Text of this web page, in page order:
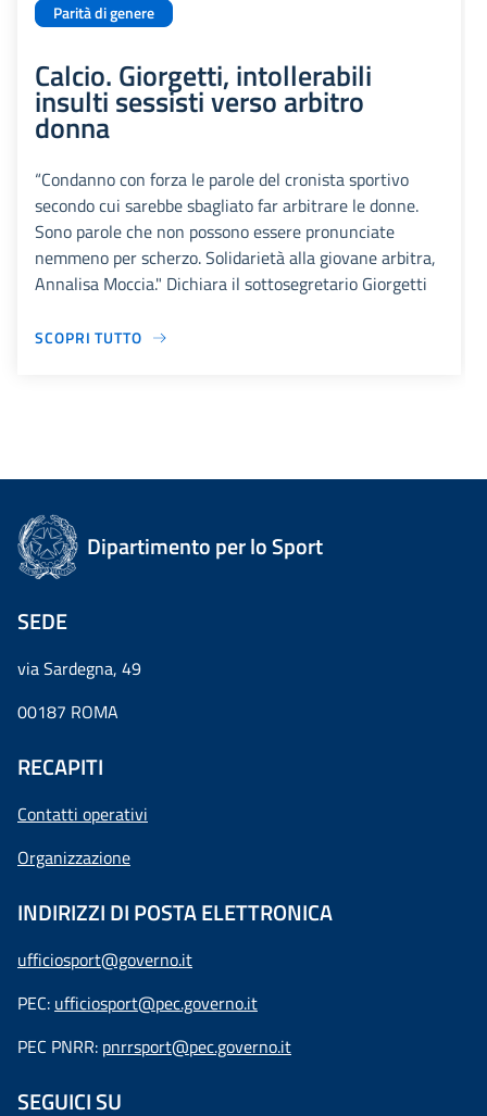
Parità di genere
Calcio. Giorgetti, intollerabili
insulti sessisti verso arbitro
donna
“Condanno con forza le parole del cronista sportivo
secondo cui sarebbe sbagliato far arbitrare le donne.
Sono parole che non possono essere pronunciate
nemmeno per scherzo. Solidarietà alla giovane arbitra,
Annalisa Moccia." Dichiara il sottosegretario Giorgetti
SCOPRI TUTTO
Dipartimento per lo Sport
SEDE
via Sardegna, 49
00187 ROMA
RECAPITI
Contatti operativi
Organizzazione
INDIRIZZI DI POSTA ELETTRONICA
ufficiosport@governo.it
PEC: ufficiosport@pec.governo.it
PEC PNRR: pnrrsport@pec.governo.it
SEGUICI SU